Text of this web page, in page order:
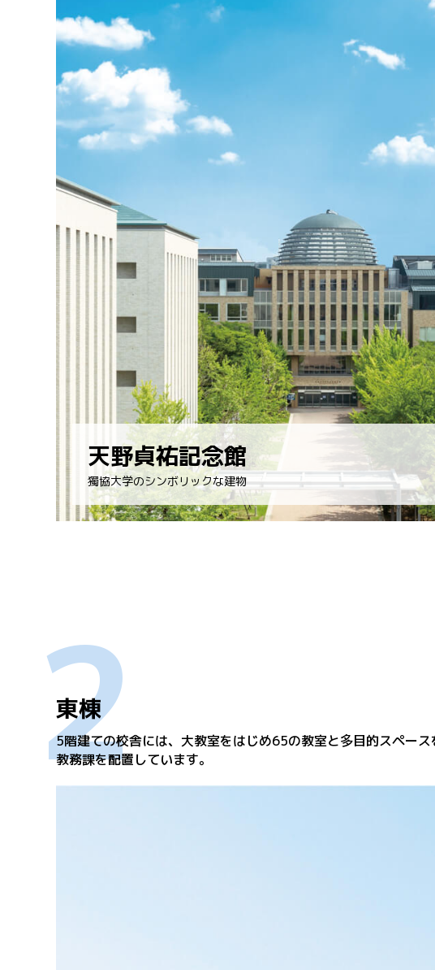
天野貞祐記念館
獨協大学のシンボリックな建物
2
東棟
5階建ての校舎には、大教室をはじめ65の教室と多目的スペー
教務課を配置しています。